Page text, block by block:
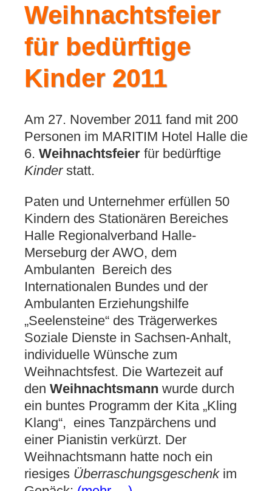
Weihnachtsfeier
für bedürftige
Kinder 2011
Am 27. November 2011 fand mit 200
Personen im MARITIM Hotel Halle die
6. Weihnachtsfeier für bedürftige
Kinderstatt.
Paten und Unternehmer erfüllen 50
Kindern des Stationären Bereiches
Halle Regionalverband Halle-
Merseburg der AWO, dem
Ambulanten Bereich des
Internationalen Bundes und der
Ambulanten Erziehungshilfe
„Seelensteine“ des Trägerwerkes
Soziale Dienste in Sachsen-Anhalt,
individuelle Wünsche zum
Weihnachtsfest. Die Wartezeit auf
den Weihnachtsmann wurde durch
ein buntes Programm der Kita „Kling
Klang“, eines Tanzpärchens und
einer Pianistin verkürzt. Der
Weihnachtsmann hatte noch ein
riesiges Überraschungsgeschenkim